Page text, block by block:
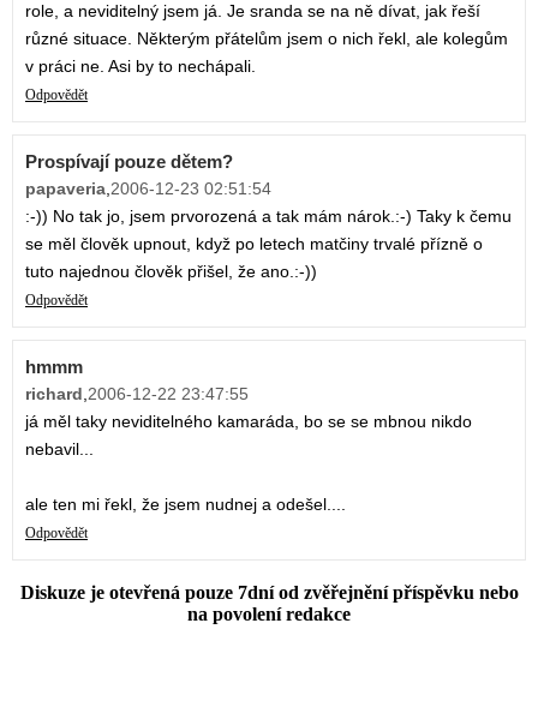
role, a neviditelný jsem já. Je sranda se na ně dívat, jak řeší
různé situace. Některým přátelům jsem o nich řekl, ale kolegům
v práci ne. Asi by to nechápali.
Odpovědět
Prospívají pouze dětem?
papaveria 2006-12-23 02:51:54
:-)) No tak jo, jsem prvorozená a tak mám nárok.:-) Taky k čemu
se měl člověk upnout, když po letech matčiny trvalé přízně o
tuto najednou člověk přišel, že ano.:-))
Odpovědět
hmmm
richard 2006-12-22 23:47:55
já měl taky neviditelného kamaráda, bo se se mbnou nikdo
nebavil...
ale ten mi řekl, že jsem nudnej a odešel....
Odpovědět
Diskuze je otevřená pouze 7dní od zvěřejnění příspěvku nebo
na povolení redakce